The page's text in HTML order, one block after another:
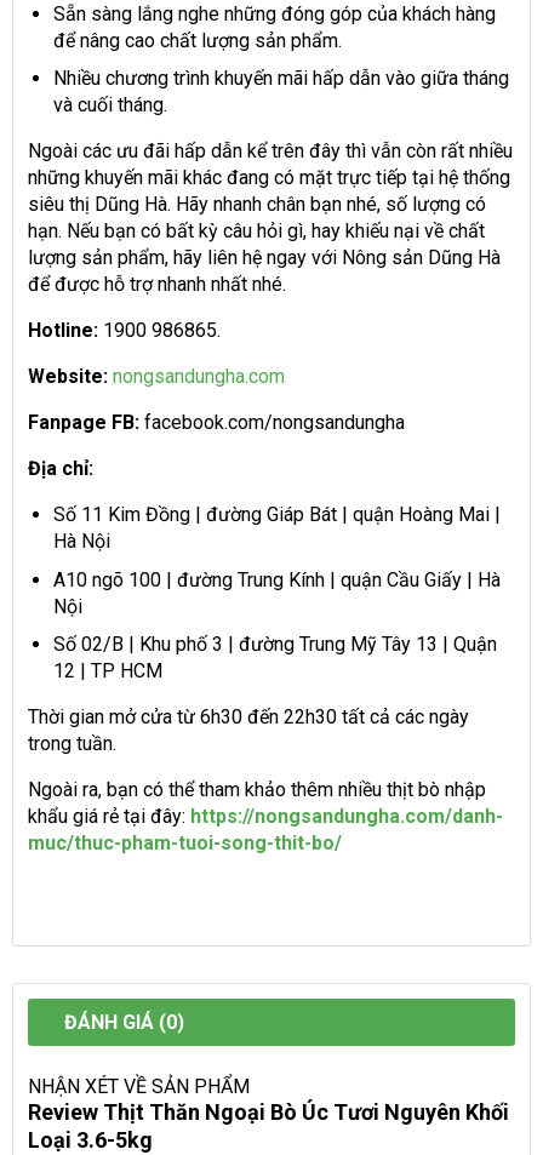
Sẵn sàng lắng nghe những đóng góp của khách hàng
để nâng cao chất lượng sản phẩm.
Nhiều chương trình khuyến mãi hấp dẫn vào giữa tháng
và cuối tháng.
Ngoài các ưu đãi hấp dẫn kể trên đây thì vẫn còn rất nhiều
những khuyến mãi khác đang có mặt trực tiếp tại hệ thống
siêu thị Dũng Hà. Hãy nhanh chân bạn nhé, số lượng có
hạn. Nếu bạn có bất kỳ câu hỏi gì, hay khiếu nại về chất
lượng sản phẩm, hãy liên hệ ngay với Nông sản Dũng Hà
để được hỗ trợ nhanh nhất nhé.
Hotline: 1900 986865.
Website: nongsandungha.com
Fanpage FB: facebook.com/nongsandungha
Địa chỉ:
Số 11 Kim Đồng | đường Giáp Bát | quận Hoàng Mai |
Hà Nội
A10 ngõ 100 | đường Trung Kính | quận Cầu Giấy | Hà
Nội
Số 02/B | Khu phố 3 | đường Trung Mỹ Tây 13 | Quận
12 | TP HCM
Thời gian mở cửa từ 6h30 đến 22h30 tất cả các ngày
trong tuần.
Ngoài ra, bạn có thể tham khảo thêm nhiều thịt bò nhập
khẩu giá rẻ tại đây: https://nongsandungha.com/danh-
muc/thuc-pham-tuoi-song-thit-bo/
ĐÁNH GIÁ (0)
NHẬN XÉT VỀ SẢN PHẨM
Review Thịt Thăn Ngoại Bò Úc Tươi Nguyên Khối
Loại 3.6-5kg